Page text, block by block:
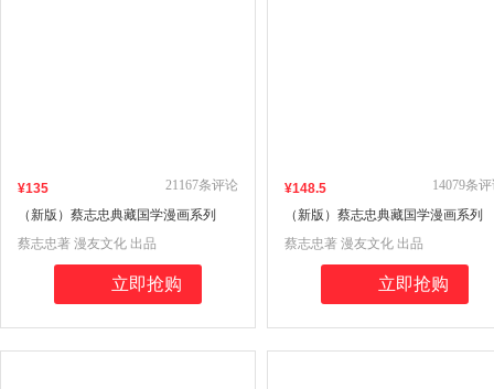
¥135
（新版）蔡志忠典藏国学漫画系列
①（全6册）
21167条评论
蔡志忠著 漫友文化 出品
立即抢购
¥148.5
（新版）蔡志忠典藏国学漫画系列
②（全6册）
14079条
蔡志忠著 漫友文化 出品
立即抢购